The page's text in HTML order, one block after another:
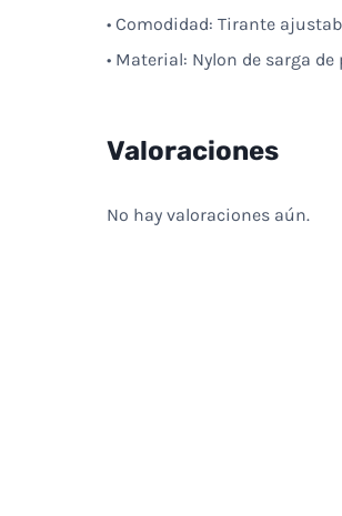
• Comodidad: Tirante
• Material: Nylon de sarga
Valoraciones
No hay valoraciones aún.